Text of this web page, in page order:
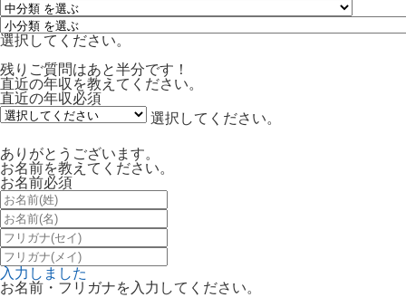
選択してください。
残りご質問はあと半分です！
直近の年収を教えてください。
直近の年収必須
選択してください。
ありがとうございます。
お名前を教えてください。
お名前必須
入力しました
お名前・フリガナを入力してください。